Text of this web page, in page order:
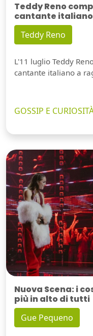
Teddy Reno
cantante
Teddy Reno
L'11 luglio Teddy
cantante italiano a
GOSSIP E
Nuova Scena: i
più in alto di tutti
Gue Pequeno